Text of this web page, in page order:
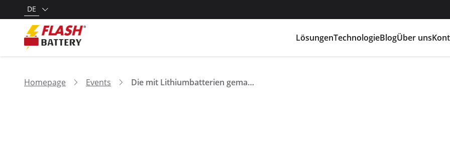
DE
LösungenTechnologieBlogÜber uns
Homepage Events Die mit Lithiumbatterien gemachte Erfahrung von Flash Battery beim Master der Experis Academy für künftige Fachleute im Bereich nachhaltiger Mobilität von morgen